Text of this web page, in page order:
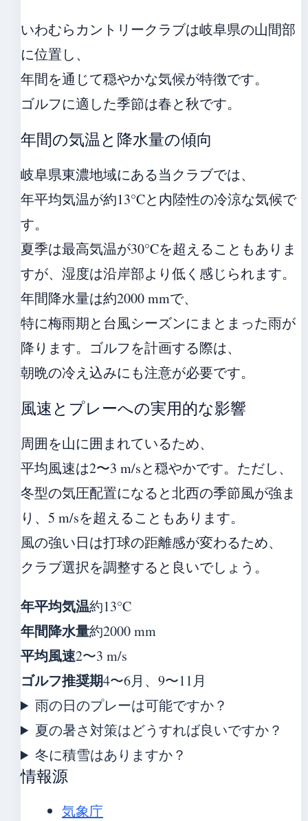
いわむらカントリークラブは岐阜県の山間部
に位置し、
年間を通じて穏やかな気候が特徴です。
ゴルフに適した季節は春と秋です。
年間の気温と降水量の傾向
岐阜県東濃地域にある当クラブでは、
年平均気温が約13°Cと内陸性の冷涼な気候で
す。
夏季は最高気温が30°Cを超えることもありま
すが、湿度は沿岸部より低く感じられます。
年間降水量は約2000 mmで、
特に梅雨期と台風シーズンにまとまった雨が
降ります。ゴルフを計画する際は、
朝晩の冷え込みにも注意が必要です。
風速とプレーへの実用的な影響
周囲を山に囲まれているため、
平均風速は2〜3 m/sと穏やかです。ただし、
冬型の気圧配置になると北西の季節風が強ま
り、5 m/sを超えることもあります。
風の強い日は打球の距離感が変わるため、
クラブ選択を調整すると良いでしょう。
年平均気温約13°C
年間降水量約2000 mm
平均風速2〜3 m/s
ゴルフ推奨期4〜6月、9〜11月
雨の日のプレーは可能ですか？
夏の暑さ対策はどうすれば良いですか？
冬に積雪はありますか？
情報源
気象庁